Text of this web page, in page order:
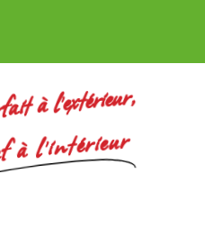
à l'extérieur,
l'intérieur